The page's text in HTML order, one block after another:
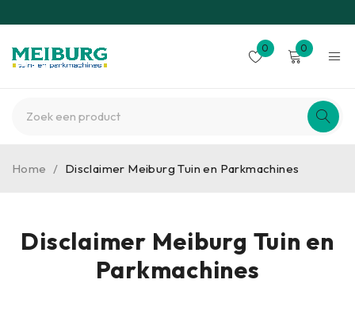
0 0
Disclaimer Meiburg Tuin en
Parkmachines
Home / Disclaimer Meiburg Tuin en Parkmachines